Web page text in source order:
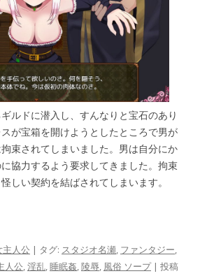
ルドに潜入し、すんなりと宝石のあり
が宝箱を開けようとしたところで男が
束されてしまいました。男は自分にか
協力するよう要求してきました。拘束
しい契約を結ばされてしまいます。
主人公 | タグ: スタジオ名瀬, ファンタジー,
人公,淫乱,睡眠姦,陵辱, 風俗 ソープ| 投稿